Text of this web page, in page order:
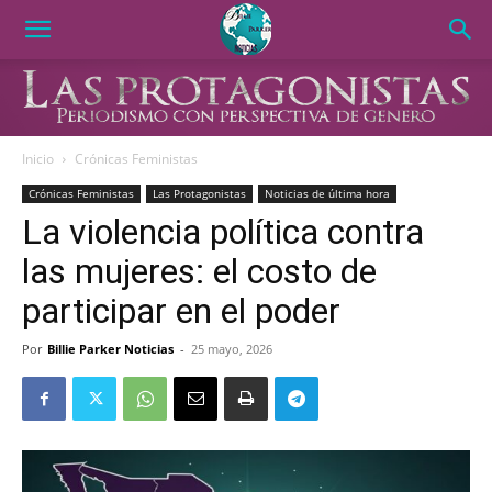
Inicio Crónicas Feministas
Crónicas Feministas Las Protagonistas Noticias de última hora
La violencia política contra
las mujeres: el costo de
participar en el poder
Por Billie Parker Noticias - 25 mayo, 2026